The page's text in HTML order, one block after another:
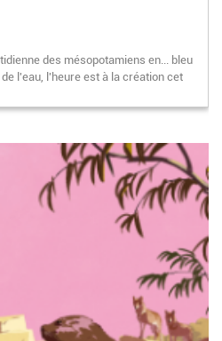
des mésopotamiens en... bleu
l'eau, l'heure est à la création cet